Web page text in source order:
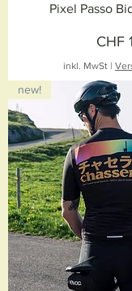
Pixel Passo
Preis
CHF
inkl. MwSt |
new!